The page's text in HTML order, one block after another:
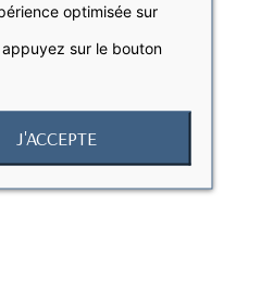
favorite_border
optimisée sur
sur le bouton
J'ACCEPTE